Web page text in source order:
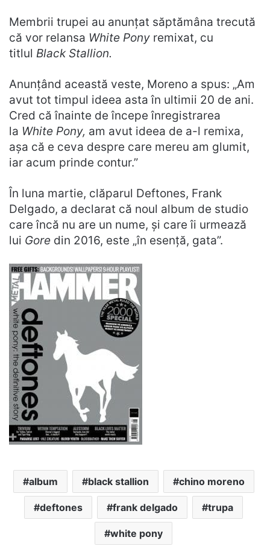
Membrii trupei au anunțat săptămâna trecută
că vor relansa White Pony remixat, cu
titlul Black Stallion.
Anunțând această veste, Moreno a spus: „Am
avut tot timpul ideea asta în ultimii 20 de ani.
Cred că înainte de începe înregistrarea
la White Pony, am avut ideea de a-l remixa,
așa că e ceva despre care mereu am glumit,
iar acum prinde contur.”
În luna martie, clăparul Deftones, Frank
Delgado, a declarat că noul album de studio
care încă nu are un nume, și care îi urmează
lui Gore din 2016, este „în esență, gata”.
album black stallion chino moreno
deftones frank delgado trupa
white pony